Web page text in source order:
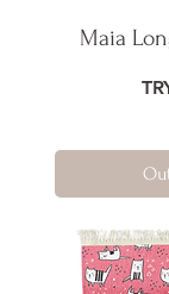
Maia